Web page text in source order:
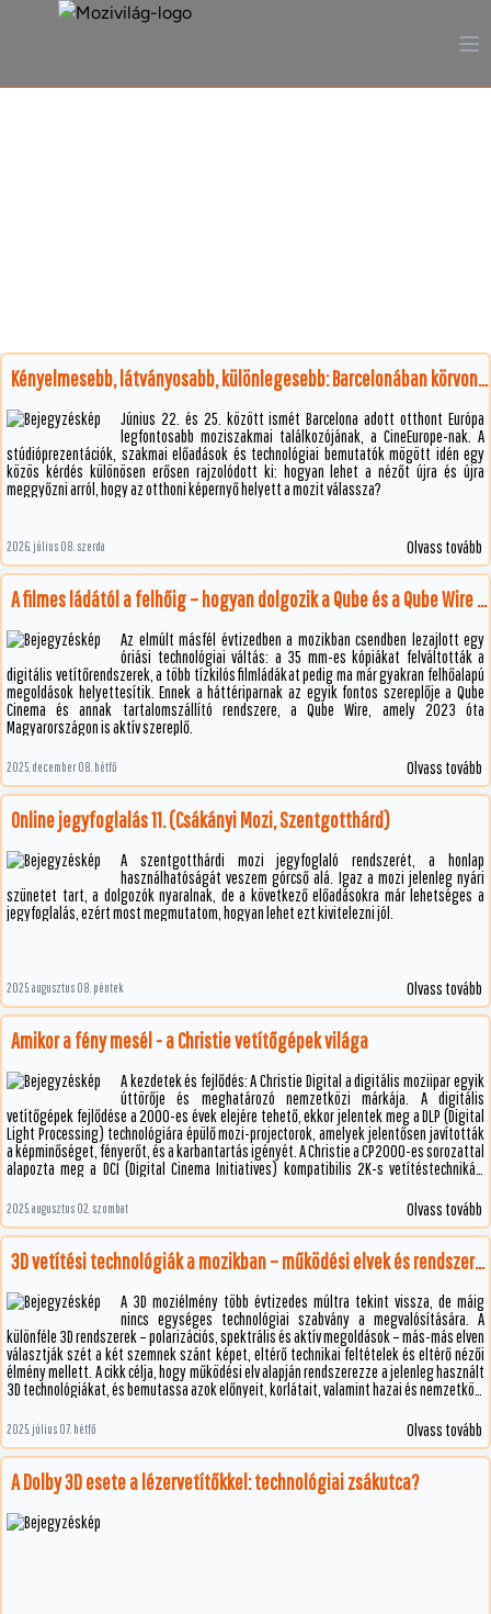
Kényelmesebb, látványosabb, különlegesebb: Barcelonában körvonalazódott a nézőkért folyó harc következő köre
Június 22. és 25. között ismét Barcelona adott otthont Európa
legfontosabb moziszakmai találkozójának, a CineEurope-nak. A
stúdióprezentációk, szakmai előadások és technológiai bemutatók mögött idén egy
közös kérdés különösen erősen rajzolódott ki: hogyan lehet a nézőt újra és újra
meggyőzni arról, hogy az otthoni képernyő helyett a mozit válassza?
2026. július 08. szerda Olvass tovább
A filmes ládától a felhőig – hogyan dolgozik a Qube és a Qube Wire a mozikért?
Az elmúlt másfél évtizedben a mozikban csendben lezajlott egy
óriási technológiai váltás: a 35 mm-es kópiákat felváltották a
digitális vetítőrendszerek, a több tízkilós film­ládákat pedig ma már gyakran felhőalapú
megoldások helyettesítik. Ennek a háttériparnak az egyik fontos szereplője a Qube
Cinema és annak tartalomszállító rendszere, a Qube Wire, amely 2023 óta
Magyarországon is aktív szereplő.
2025. december 08. hétfő Olvass tovább
Online jegyfoglalás 11. (Csákányi Mozi, Szentgotthárd)
A szentgotthárdi mozi jegyfoglaló rendszerét, a honlap
használhatóságát veszem górcső alá. Igaz a mozi jelenleg nyári
szünetet tart, a dolgozók nyaralnak, de a következő előadásokra már lehetséges a
jegyfoglalás, ezért most megmutatom, hogyan lehet ezt kivitelezni jól.
2025. augusztus 08. péntek Olvass tovább
Amikor a fény mesél - a Christie vetítőgépek világa
A kezdetek és fejlődés: A Christie Digital a digitális moziipar egyik
úttörője és meghatározó nemzetközi márkája. A digitális
vetítőgépek fejlődése a 2000-es évek elejére tehető, ekkor jelentek meg a DLP (Digital
Light Processing) technológiára épülő mozi-projectorok, amelyek jelentősen javították
a képminőséget, fényerőt, és a karbantartás igényét. A Christie a CP2000-es sorozattal
alapozta meg a DCI (Digital Cinema Initiatives) kompatibilis 2K-s vetítéstechnikát,
hálózatokban.
2025. augusztus 02. szombat Olvass tovább
3D vetítési technológiák a mozikban – működési elvek és rendszerek
A 3D moziélmény több évtizedes múltra tekint vissza, de máig
nincs egységes technológiai szabvány a megvalósítására. A
különféle 3D rendszerek – polarizációs, spektrális és aktív megoldások – más-más elven
választják szét a két szemnek szánt képet, eltérő technikai feltételek és eltérő nézői
élmény mellett. A cikk célja, hogy működési elv alapján rendszerezze a jelenleg használt
3D technológiákat, és bemutassa azok előnyeit, korlátait, valamint hazai és nemzetközi
2025. július 07. hétfő Olvass tovább
A Dolby 3D esete a lézervetítőkkel: technológiai zsákutca?